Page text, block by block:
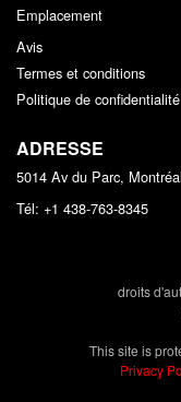
Emplacement
Avis
Termes et conditions
Politique de confidentialité
ADRESSE
5014 Av du Parc,
Tél: +1 438-763-8345
droits
This site is
Privacy